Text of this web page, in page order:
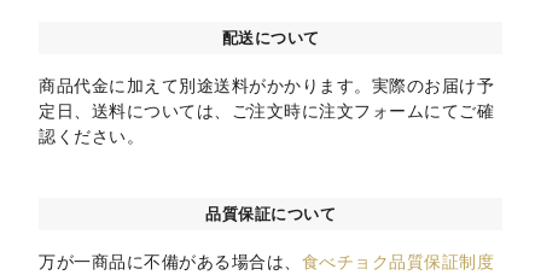
配送について
商品代金に加えて別途送料がかかります。実際のお届け予
定日、送料については、ご注文時に注文フォームにてご確
認ください。
品質保証について
万が一商品に不備がある場合は、 食べチョク品質保証制度